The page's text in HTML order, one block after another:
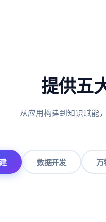
提供五
从应用构建到知识赋能
数据开发 万